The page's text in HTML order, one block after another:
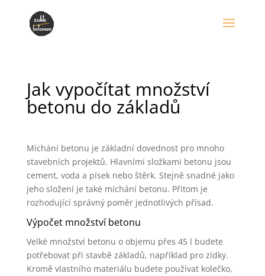
Jak vypočítat množství
betonu do základů
Míchání betonu je základní dovednost pro mnoho
stavebních projektů. Hlavními složkami betonu jsou
cement, voda a písek nebo štěrk. Stejně snadné jako
jeho složení je také míchání betonu. Přitom je
rozhodující správný poměr jednotlivých přísad.
Výpočet množství betonu
Velké množství betonu o objemu přes 45 l budete
potřebovat při stavbě základů, například pro zídky.
Kromě vlastního materiálu budete používat kolečko,